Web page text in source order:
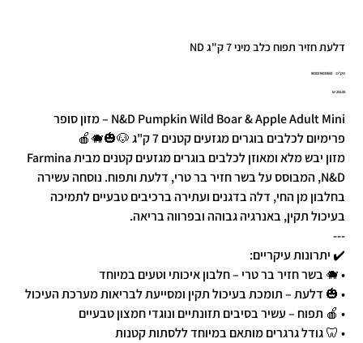
דלעת חזיר תפוח כלב מיני 7 ק"ג ND
מק"ט:
מק"ט
8010276033659
מחיר‏255.00 ‏₪
N&D Pumpkin Wild Boar & Apple Adult Mini – מזון סופר
פרימיום לכלבים בוגרים מגזעים קטנים 7 ק"ג 🐶🎃🐗🍎
מזון יבש מלא ומאוזן לכלבים בוגרים מגזעים קטנים מבית Farmina
N&D, המבוסס על בשר חזיר בר טרי, דלעת ותפוח. נוסחה עשירה
בחלבון מן החי, דלה בדגנים ועתירה ברכיבים טבעיים לתמיכה
בעיכול תקין, באנרגיה גבוהה ובפרווה בריאה.
---
✔️ יתרונות עיקריים:
• 🐗 בשר חזיר בר טרי – חלבון איכותי וטעים במיוחד
• 🎃 דלעת – תומכת בעיכול תקין ומסייעת לבריאות מערכת העיכול
• 🍎 תפוח – עשיר בסיבים תזונתיים ונוגדי חמצון טבעיים
• 🦷 גודל גרגרים מותאם במיוחד ללסתות קטנות